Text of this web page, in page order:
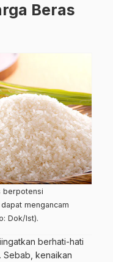
Beras
berpotensi
mengancam
Dok/Ist).
berhati-hati
Sebab, kenaikan